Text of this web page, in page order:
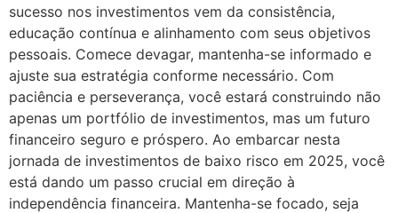
sucesso nos investimentos vem da consistência,
educação contínua e alinhamento com seus objetivos
pessoais. Comece devagar, mantenha-se informado e
ajuste sua estratégia conforme necessário. Com
paciência e perseverança, você estará construindo não
apenas um portfólio de investimentos, mas um futuro
financeiro seguro e próspero. Ao embarcar nesta
jornada de investimentos de baixo risco em 2025, você
está dando um passo crucial em direção à
independência financeira. Mantenha-se focado, seja